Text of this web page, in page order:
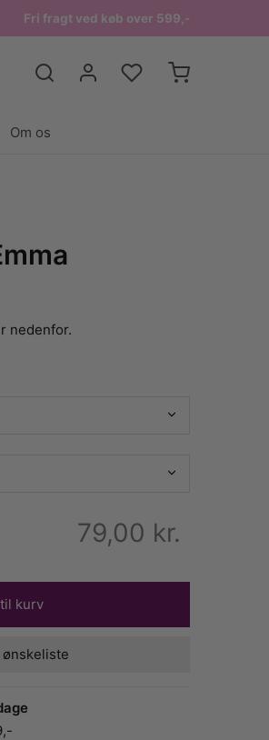
Fri fragt ved køb over 599,-
Om os
nedenfor.
79,00 kr.
kurv